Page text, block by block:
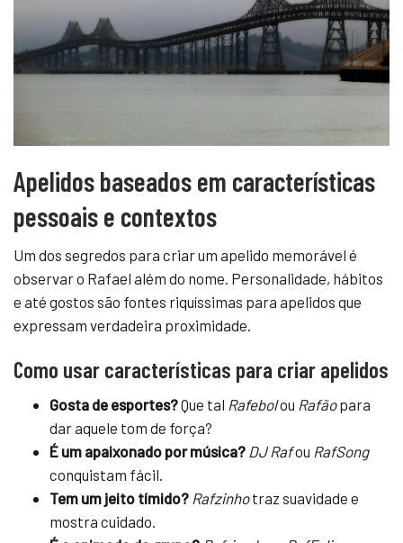
Apelidos baseados em características
pessoais e contextos
Um dos segredos para criar um apelido memorável é
observar o Rafael além do nome. Personalidade, hábitos
e até gostos são fontes riquíssimas para apelidos que
expressam verdadeira proximidade.
Como usar características para criar apelidos
Gosta de esportes?Que tal Rafebolou Rafãopara
dar aquele tom de força?
É um apaixonado por música? DJ Rafou RafSong
conquistam fácil.
Tem um jeito tímido? Rafzinhotraz suavidade e
mostra cuidado.